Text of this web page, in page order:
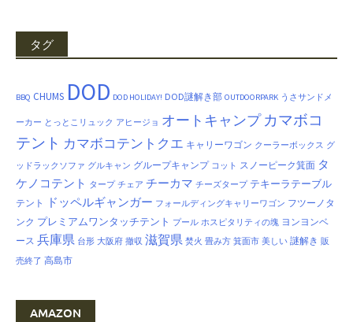
タグ
BBQ CHUMS DOD DOD HOLIDAY! DOD謎解き部 OUTDOORPARK うさサンドメ
ーカー とっとこリュック アヒージョ オートキャンプ カマボコ
テント カマボコテントクエ キャリーワゴン クーラーボックス グ
ッドラックソファ グルキャン グループキャンプ コット スノーピーク箕面 タ
ケノコテント タープ チェア チーカマ チーズタープ テキーラテーブル
テント ドッペルギャンガー フォールディングキャリーワゴン フツーノタ
ンク プレミアムワンタッチテント プール ホスピタリティの塊 ヨンヨンベ
ース 兵庫県 台形 大阪府 撤収 滋賀県 焚火 畳み方 箕面市 美しい 謎解き 販
売終了 高島市
AMAZON